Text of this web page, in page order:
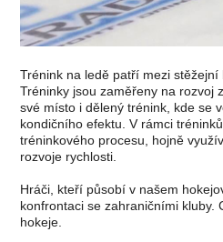
Trénink na ledě patří mezi
Tréninky jsou zaměřeny na rozvoj
své místo i dělený trénink, kde se
kondičního efektu. V rámci
tréninkového procesu, hojně
rozvoje rychlosti.
Hráči, kteří působí v našem
konfrontaci se zahraničními
hokeje.